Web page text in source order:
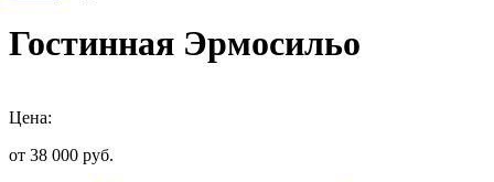
Гостинная Эрмосильо
Цена:
от 38 000 руб.